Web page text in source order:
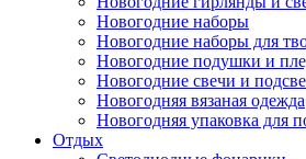
Новогодние наборы
Новогодние наборы для
Новогодние подушки и
Новогодние свечи и
Новогодняя вязаная одежда
Новогодняя упаковка для
Отдых